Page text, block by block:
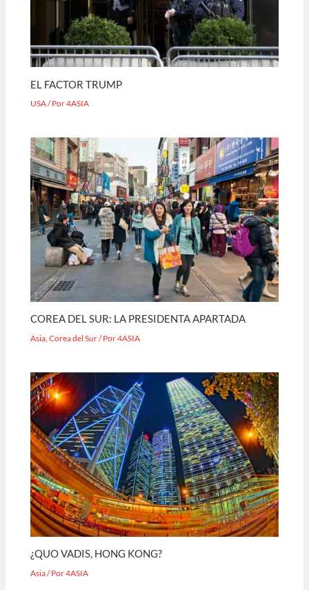
EL FACTOR TRUMP
USA/ Por4ASIA
COREA DEL SUR: LA PRESIDENTA APARTADA
Asia,Corea del Sur/ Por4ASIA
¿QUO VADIS, HONG KONG?
Asia/ Por4ASIA